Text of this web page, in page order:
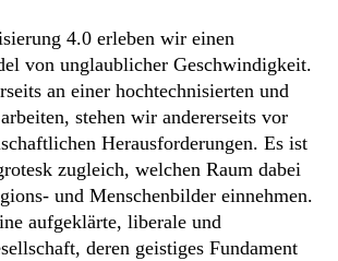
4.0 erleben wir einen
von unglaublicher Geschwindigkeit.
an einer hochtechnisierten und
stehen wir andererseits vor
Herausforderungen. Es ist
zugleich, welchen Raum dabei
und Menschenbilder einnehmen.
aufgeklärte, liberale und
deren geistiges Fundament